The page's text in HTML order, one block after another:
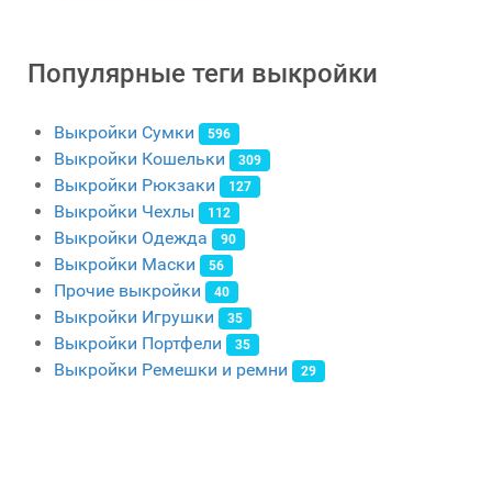
Популярные теги выкройки
Выкройки Сумки 596
Выкройки Кошельки 309
Выкройки Рюкзаки 127
Выкройки Чехлы 112
Выкройки Одежда 90
Выкройки Маски 56
Прочие выкройки 40
Выкройки Игрушки 35
Выкройки Портфели 35
Выкройки Ремешки и ремни 29